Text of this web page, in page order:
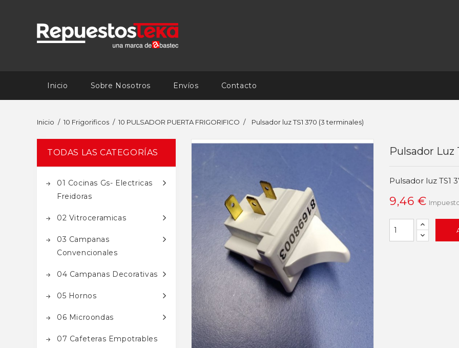
Inicio Sobre Nosotros Envíos Contacto
Inicio 10 Frigorificos 10 PULSADOR PUERTA FRIGORIFICO Pulsador luz TS1 370 (3 terminales)
TODAS LAS CATEGORÍAS
01 Cocinas Gs- Electricas
Freidoras
02 Vitroceramicas
03 Campanas
Convencionales
04 Campanas Decorativas
05 Hornos
06 Microondas
07 Cafeteras Empotrables
Pulsador Luz
Pulsador luz TS1
9,46 €